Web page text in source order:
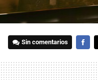
Sin comentarios